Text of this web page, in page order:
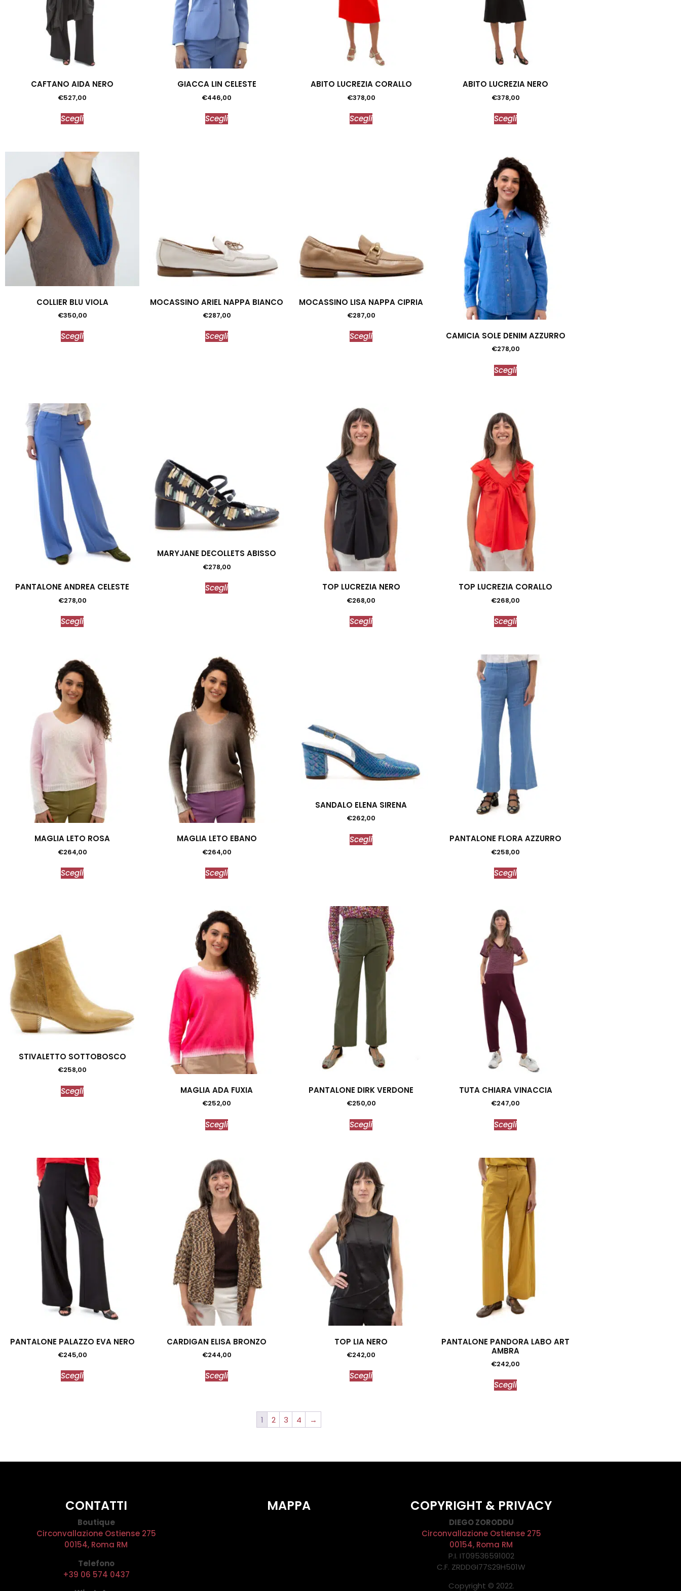
CAFTANO AIDA NERO
€527,00
Scegli
GIACCA LIN CELESTE
€446,00
Scegli
ABITO LUCREZIA CORALLO
€378,00
Scegli
ABITO LUCREZIA NERO
€378,00
Scegli
COLLIER BLU VIOLA
€350,00
Scegli
MOCASSINO ARIEL NAPPA BIANCO
€287,00
Scegli
MOCASSINO LISA NAPPA CIPRIA
€287,00
Scegli CAMICIA SOLE DENIM AZZURRO
€278,00
Scegli
PANTALONE ANDREA CELESTE
€278,00
Scegli
MARYJANE DECOLLETS ABISSO
€278,00
Scegli TOP LUCREZIA NERO
€268,00
Scegli
TOP LUCREZIA CORALLO
€268,00
Scegli
MAGLIA LETO ROSA
€264,00
Scegli
MAGLIA LETO EBANO
€264,00
Scegli
SANDALO ELENA SIRENA
€262,00
Scegli PANTALONE FLORA AZZURRO
€258,00
Scegli
STIVALETTO SOTTOBOSCO
€258,00
Scegli MAGLIA ADA FUXIA
€252,00
Scegli
PANTALONE DIRK VERDONE
€250,00
Scegli
TUTA CHIARA VINACCIA
€247,00
Scegli
PANTALONE PALAZZO EVA NERO
€245,00
Scegli
CARDIGAN ELISA BRONZO
€244,00
Scegli
TOP LIA NERO
€242,00
Scegli
PANTALONE PANDORA LABO ART
AMBRA
€242,00
Scegli
1 2 3 4 →
CONTATTI
Boutique
Circonvallazione Ostiense 275
00154, Roma RM
Telefono
+39 06 574 0437
MAPPA COPYRIGHT & PRIVACY
DIEGO ZORODDU
Circonvallazione Ostiense 275
00154, Roma RM
P.I. IT09536591002
C.F. ZRDDGI77S29H501W
Copyright © 2022.